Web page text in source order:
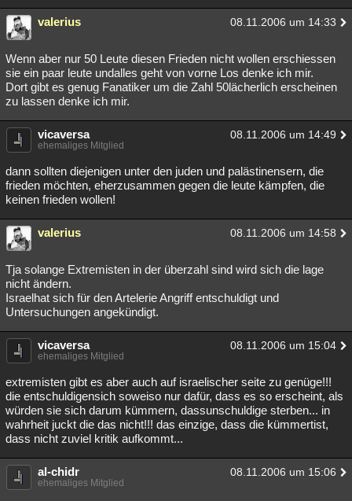
valerius 08.11.2006 um 14:33
Wenn aber nur 50 Leute diesen Frieden nicht wollen erschiessen
sie ein paar leute undalles geht von vorne Los denke ich mir.
Dort gibt es genug Fanatiker um die Zahl 50lächerlich erscheinen
zu lassen denke ich mir.
vicaversa 08.11.2006 um 14:49
ehemaliges Mitglied
dann sollten diejenigen unter den juden und palästinensern, die
frieden möchten, eherzusammen gegen die leute kämpfen, die
keinen frieden wollen!
valerius 08.11.2006 um 14:58
Tja solange Extremisten in der überzahl sind wird sich die lage
nicht ändern.
Israelhat sich für den Artelerie Angriff entschuldigt und
Untersuchungen angekündigt.
vicaversa 08.11.2006 um 15:04
ehemaliges Mitglied
extremisten gibt es aber auch auf israelischer seite zu genüge!!!
die entschuldigensich soweiso nur dafür, dass es so erscheint, als
würden sie sich darum kümmern, dassunschuldige sterben... in
wahrheit juckt die das nicht!!! das einzige, dass die kümmertist,
dass nicht zuviel kritik aufkommt...
al-chidr 08.11.2006 um 15:06
ehemaliges Mitglied